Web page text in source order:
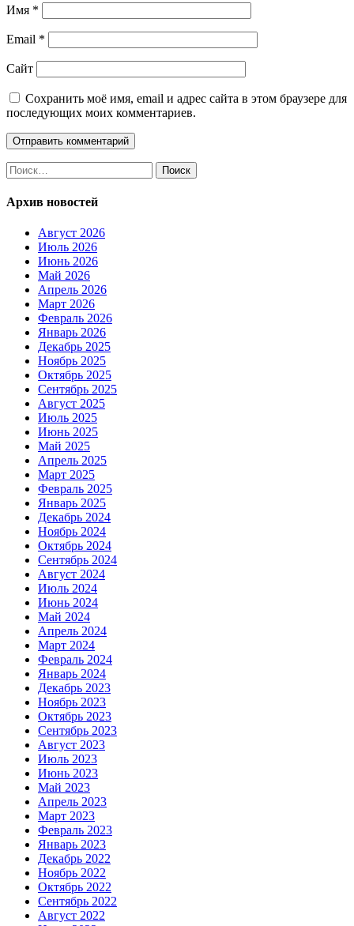
Имя *
Email *
Сайт
Сохранить моё имя, email и адрес сайта в этом браузере для
последующих моих комментариев.
Найти:
Архив новостей
Август 2026
Июль 2026
Июнь 2026
Май 2026
Апрель 2026
Март 2026
Февраль 2026
Январь 2026
Декабрь 2025
Ноябрь 2025
Октябрь 2025
Сентябрь 2025
Август 2025
Июль 2025
Июнь 2025
Май 2025
Апрель 2025
Март 2025
Февраль 2025
Январь 2025
Декабрь 2024
Ноябрь 2024
Октябрь 2024
Сентябрь 2024
Август 2024
Июль 2024
Июнь 2024
Май 2024
Апрель 2024
Март 2024
Февраль 2024
Январь 2024
Декабрь 2023
Ноябрь 2023
Октябрь 2023
Сентябрь 2023
Август 2023
Июль 2023
Июнь 2023
Май 2023
Апрель 2023
Март 2023
Февраль 2023
Январь 2023
Декабрь 2022
Ноябрь 2022
Октябрь 2022
Сентябрь 2022
Август 2022